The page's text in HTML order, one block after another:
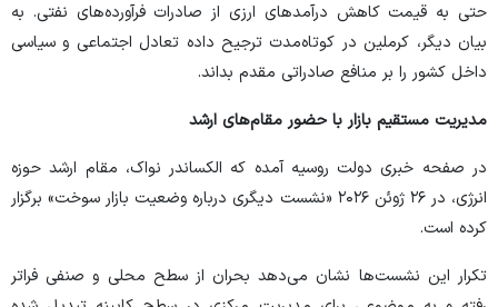
حتی به قیمت کاهش درآمد‌های ارزی از صادرات فرآورده‌های نفتی. به
بیان دیگر، کرملین در کوتاه‌مدت ترجیح داده تعادل اجتماعی و سیاسی
داخل کشور را بر منافع صادراتی مقدم بداند.
مدیریت مستقیم بازار با حضور مقام‌های ارشد
در صفحه خبری دولت روسیه آمده که الکساندر نواک، مقام ارشد حوزه
انرژی، در ۲۶ ژوئن ۲۰۲۶ «نشست دیگری درباره وضعیت بازار سوخت» برگزار
کرده است.
تکرار این نشست‌ها نشان می‌دهد بحران از سطح محلی و صنفی فراتر